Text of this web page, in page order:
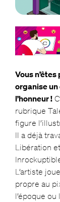
Vous
organise un
l’honneur !
rubrique
figure
Il a déjà
Libération
L’artiste
propre au
l’époque